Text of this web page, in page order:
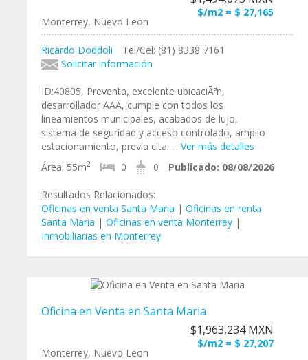
$/m2 = $ 27,165
Monterrey, Nuevo Leon
Ricardo Doddoli
Tel/Cel: (81) 8338 7161
Solicitar información
ID:40805, Preventa, excelente ubicaciÃ³n,
desarrollador AAA, cumple con todos los
lineamientos municipales, acabados de lujo,
sistema de seguridad y acceso controlado, amplio
estacionamiento, previa cita. ... Ver más detalles
Área: 55m2 0 0 Publicado: 08/08/2026
Resultados Relacionados:
Oficinas en venta Santa Maria | Oficinas en renta
Santa Maria | Oficinas en venta Monterrey |
Inmobiliarias en Monterrey
Oficina en Venta en Santa Maria
$1,963,234 MXN
$/m2 = $ 27,207
Monterrey, Nuevo Leon